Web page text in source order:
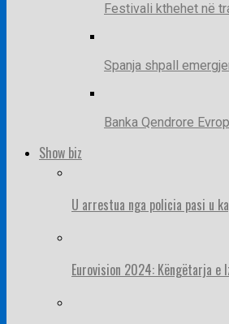
Festivali kthehet në
Spanja shpall
Banka Qendrore
Show biz
U arrestua nga policia pasi u
Eurovision 2024: Këngëtarja